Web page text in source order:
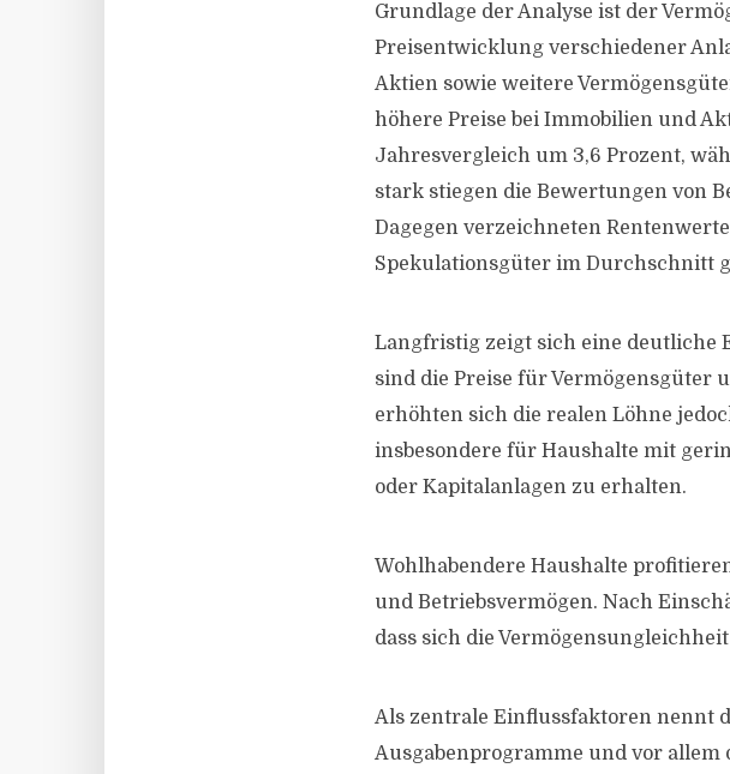
Grundlage der Analyse ist der
Preisentwicklung verschiedener
Aktien sowie weitere
höhere Preise bei Immobilien und
Jahresvergleich um 3,6 Prozent,
stark stiegen die Bewertungen von
Dagegen verzeichneten
Spekulationsgüter im Durchschnitt
Langfristig zeigt sich eine deutliche
sind die Preise für Vermögensgüter
erhöhten sich die realen Löhne
insbesondere für Haushalte mit
oder Kapitalanlagen zu erhalten.
Wohlhabendere Haushalte
und Betriebsvermögen. Nach
dass sich die
Als zentrale Einflussfaktoren nennt
Ausgabenprogramme und vor